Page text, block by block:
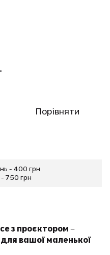
Порівняти
- 400 грн
750 грн
з проєктором –
вашої маленької